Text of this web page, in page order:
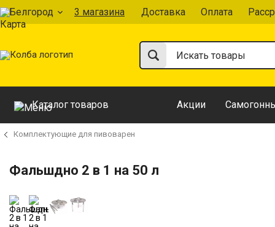
Белгород 3 магазина Доставка Оплата
Каталог товаров Акции
Комплектующие для пивоварен
Фальшдно 2 в 1 на 50 л